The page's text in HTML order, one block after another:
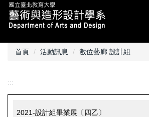
跳
到
主
首頁 活動訊息 數位藝廊 設計組
:::
2021-設計組畢業展〔四乙〕